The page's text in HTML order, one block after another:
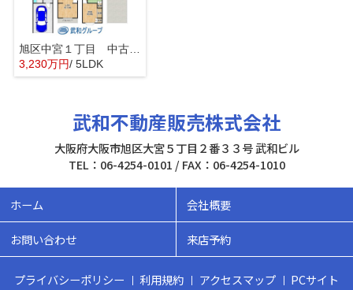
旭区中宮１丁目 中古戸建
3,230万円/ 5LDK
武和不動産販売株式会社
大阪府大阪市旭区大宮５丁目２番３３号 武和ビル
TEL：06-4254-0101 / FAX：06-4254-1010
ホーム 会社概要
お問い合わせ 来店予約
プライバシーポリシー 利用規約 アクセスマップ PCサイト